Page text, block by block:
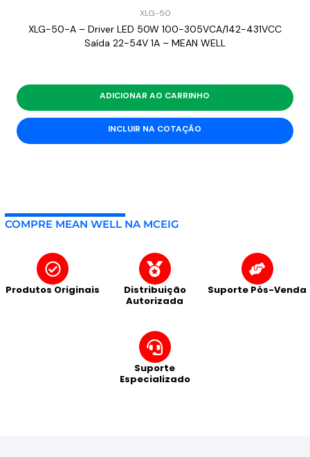
XLG-50
XLG-50-A – Driver LED 50W 100-305VCA/142-431VCC
Saída 22-54V 1A – MEAN WELL
ADICIONAR AO CARRINHO
INCLUIR NA COTAÇÃO
COMPRE MEAN WELL NA MCEIG
Produtos Originais
Distribuição
Autorizada
Suporte Pós-Venda
Suporte
Especializado